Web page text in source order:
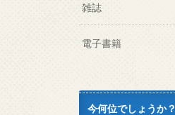
雑誌
電子書籍
今何位でしょうか？